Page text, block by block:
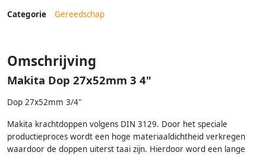
Categorie Gereedschap
Omschrijving
Makita Dop 27x52mm 3 4"
Dop 27x52mm 3/4"
Makita krachtdoppen volgens DIN 3129. Door het speciale
productieproces wordt een hoge materiaaldichtheid verkregen
waardoor de doppen uiterst taai zijn. Hierdoor word een lange